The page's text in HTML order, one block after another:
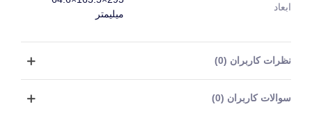
ابعاد
میلیمتر
نظرات کاربران (0)
سوالات کاربران (0)